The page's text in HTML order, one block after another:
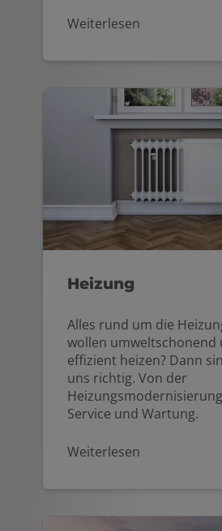
Weiterlesen
Heizung
Alles rund um die
wollen umweltschonend
effizient heizen? Dann
uns richtig. Von der
Service und Wartung.
Weiterlesen